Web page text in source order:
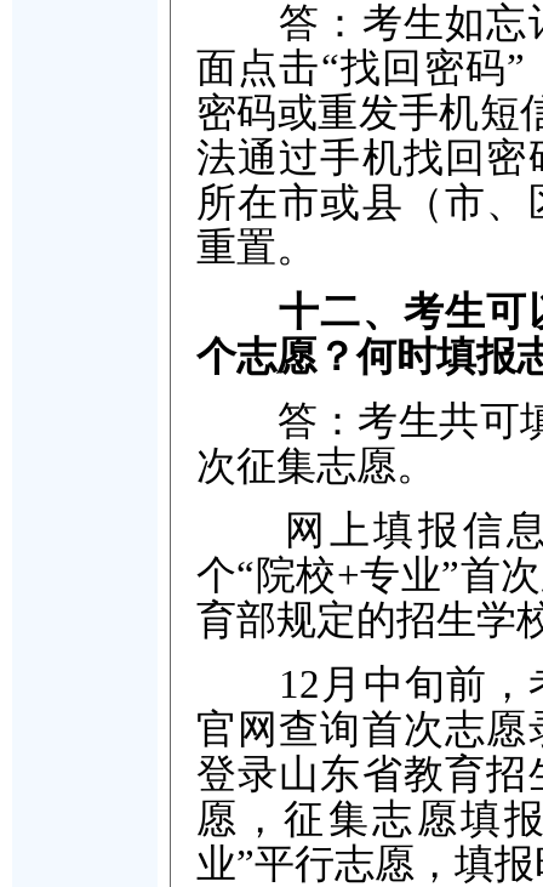
答：考生如忘
面点击“找回密码
密码或重发手机短
法通过手机找回
所在市或县（市
重置。
十二、考生可
个志愿？何时填报
答：考生共可填
次征集志愿。
网上填报信息
个“院校+专业”首
育部规定的招生学
12月中旬前，
官网查询首次志
登录山东省教育
愿，征集志愿填
业”平行志愿，填